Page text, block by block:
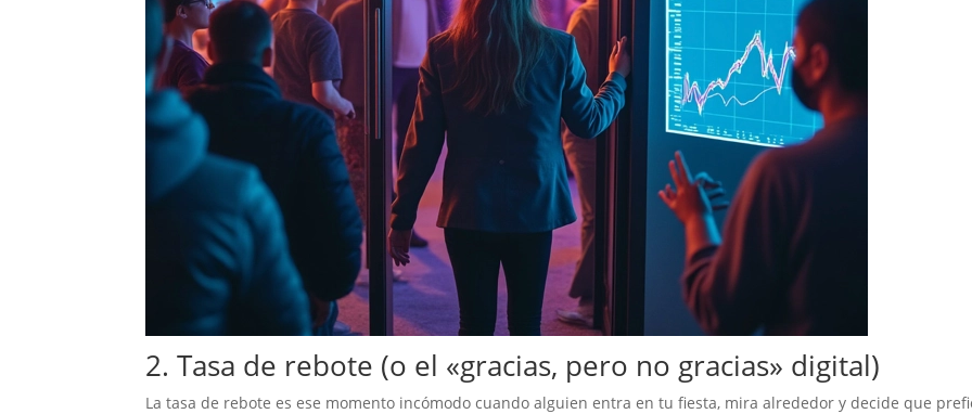
2. Tasa de rebote (o el «gracias, pero no gracias» digital)
La tasa de rebote es ese momento incómodo cuando alguien entra en tu fiesta, mira alrededor y decide que